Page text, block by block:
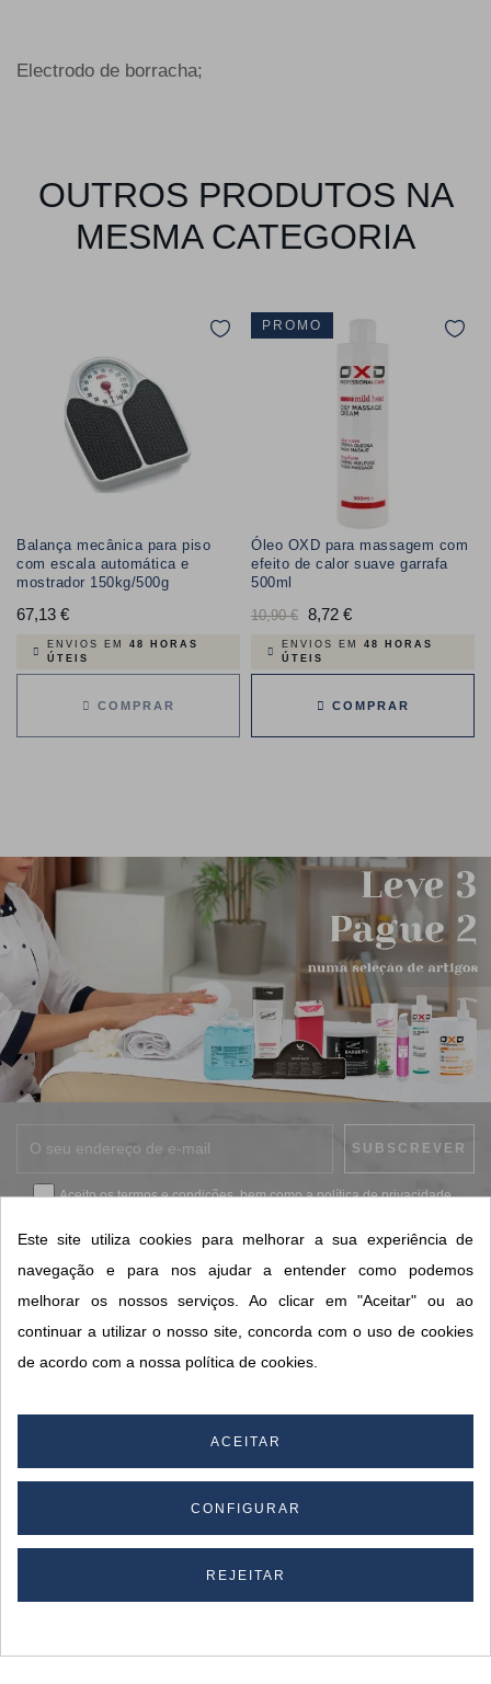
Electrodo de borracha;
OUTROS PRODUTOS NA
MESMA CATEGORIA
Balança mecânica para piso
com escala automática e
mostrador 150kg/500g
67,13 €Preço
ENVIOS EM 48 HORAS
ÚTEIS
COMPRAR
PROMO
Óleo OXD para massagem com
efeito de calor suave garrafa
500ml
Preço
normal
10,90 € 8,72 €Preço
ENVIOS EM 48 HORAS
ÚTEIS
COMPRAR
Aceito ostermos e condições, bem como apolítica de privacidade.
CONTACTOS SORISA
Este site utiliza cookies para melhorar a sua experiência de
navegação e para nos ajudar a entender como podemos
melhorar os nossos serviços. Ao clicar em "Aceitar" ou ao
continuar a utilizar o nosso site, concorda com o uso de cookies
de acordo com a nossa política de cookies.
ACEITAR
CONFIGURAR
REJEITAR